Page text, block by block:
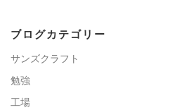
ブログカテゴリー
サンズクラフト
勉強
工場